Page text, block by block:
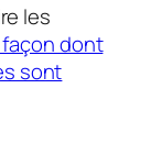
les
façon dont
sont